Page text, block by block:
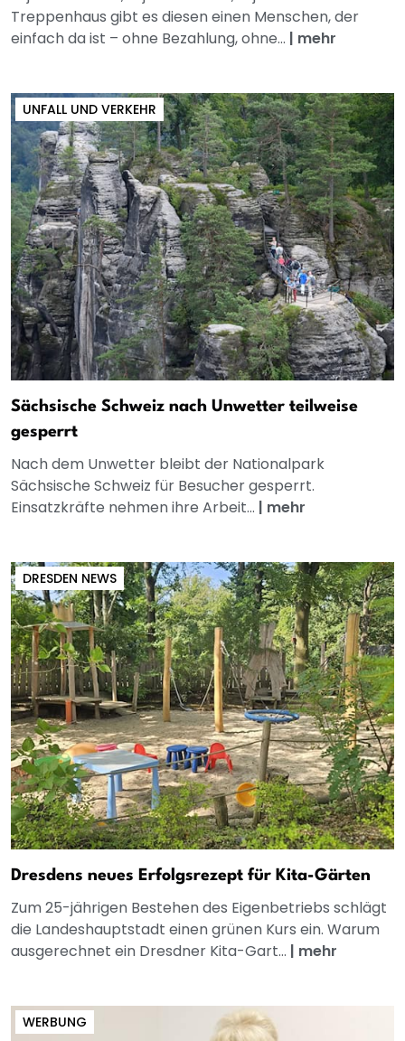
Treppenhaus gibt es diesen einen Menschen, der
einfach da ist – ohne Bezahlung, ohne... | mehr
UNFALL UND VERKEHR
Sächsische Schweiz nach Unwetter teilweise
gesperrt
Nach dem Unwetter bleibt der Nationalpark
Sächsische Schweiz für Besucher gesperrt.
Einsatzkräfte nehmen ihre Arbeit... | mehr
DRESDEN NEWS
Dresdens neues Erfolgsrezept für Kita-Gärten
Zum 25-jährigen Bestehen des Eigenbetriebs schlägt
die Landeshauptstadt einen grünen Kurs ein. Warum
ausgerechnet ein Dresdner Kita-Gart... | mehr
WERBUNG